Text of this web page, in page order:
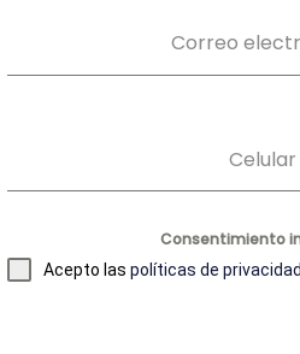
Correo
Celular
Consentimiento
Acepto las políticas de privacidad
Nuestros Productos
Auto-toma